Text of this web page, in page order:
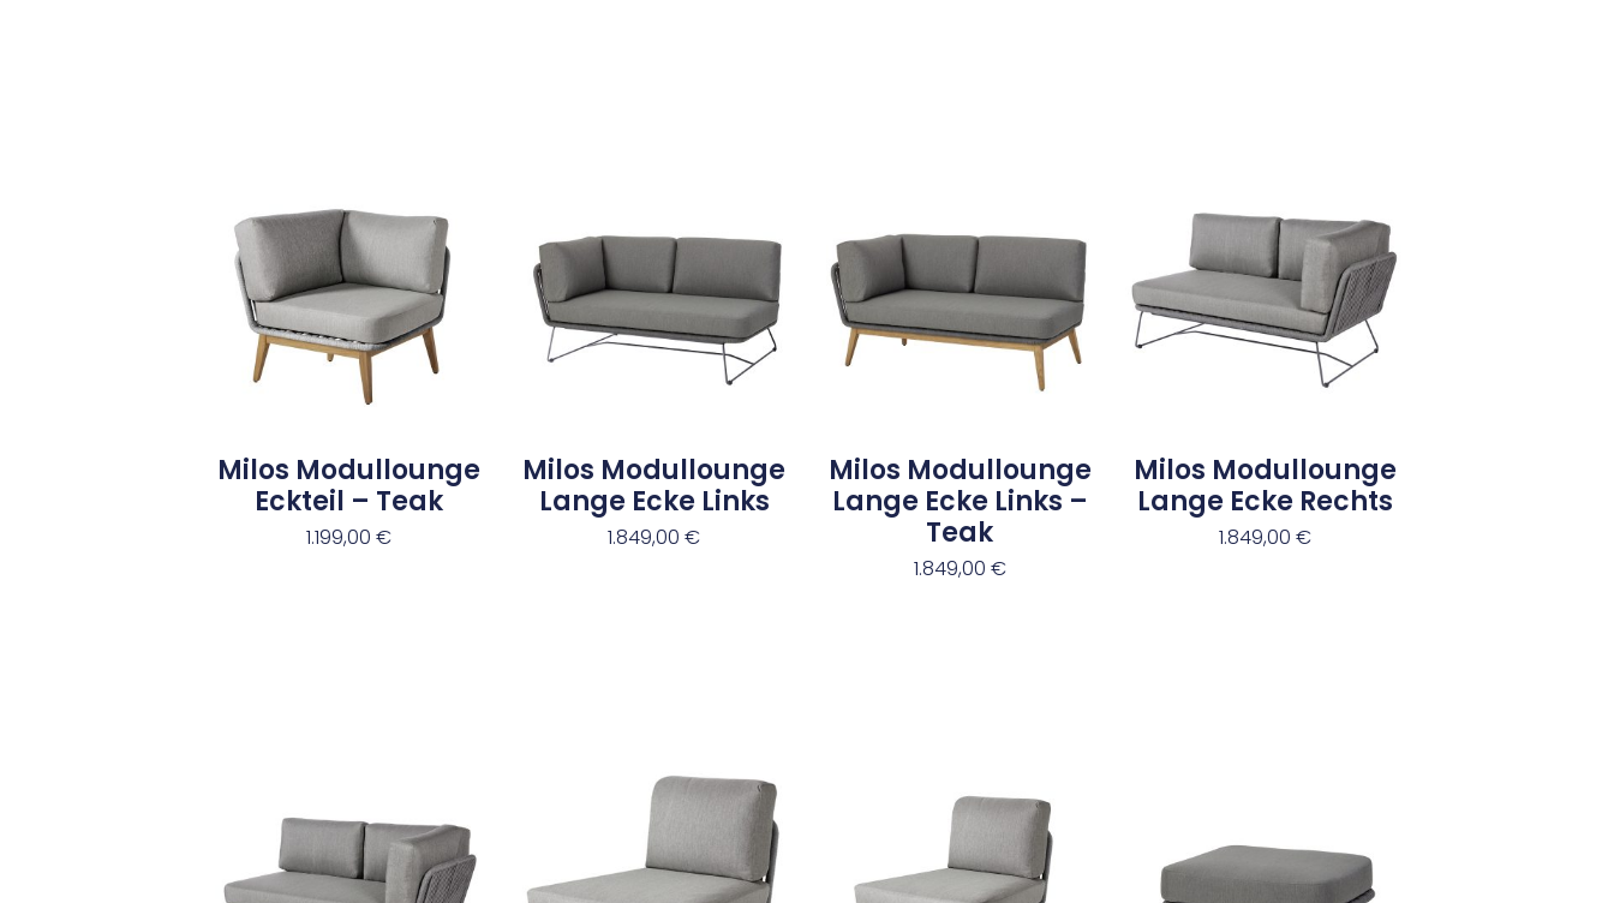
Milos Modullounge
Eckteil – Teak
1.199,00 €
Milos Modullounge
Lange Ecke Links
1.849,00€
Milos Modullounge
Lange Ecke Links –
Teak
1.849,00 €
Milos Modullounge
Lange Ecke Rechts
1.849,00€